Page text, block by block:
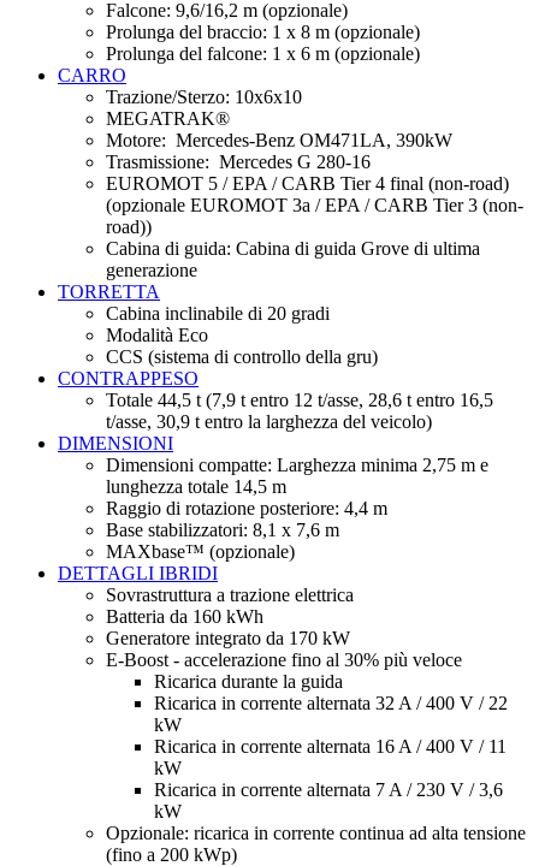
Falcone: 9,6/16,2 m (opzionale)
Prolunga del braccio: 1 x 8 m (opzionale)
Prolunga del falcone: 1 x 6 m (opzionale)
CARRO
Trazione/Sterzo: 10x6x10
MEGATRAK®
Motore: Mercedes-Benz OM471LA, 390kW
Trasmissione: Mercedes G 280-16
EUROMOT 5 / EPA / CARB Tier 4 final (non-road)
(opzionale EUROMOT 3a / EPA / CARB Tier 3 (non-
road))
Cabina di guida: Cabina di guida Grove di ultima
generazione
TORRETTA
Cabina inclinabile di 20 gradi
Modalità Eco
CCS (sistema di controllo della gru)
CONTRAPPESO
Totale 44,5 t (7,9 t entro 12 t/asse, 28,6 t entro 16,5
t/asse, 30,9 t entro la larghezza del veicolo)
DIMENSIONI
Dimensioni compatte: Larghezza minima 2,75 m e
lunghezza totale 14,5 m
Raggio di rotazione posteriore: 4,4 m
Base stabilizzatori: 8,1 x 7,6 m
MAXbase™ (opzionale)
DETTAGLI IBRIDI
Sovrastruttura a trazione elettrica
Batteria da 160 kWh
Generatore integrato da 170 kW
E-Boost - accelerazione fino al 30% più veloce
Ricarica durante la guida
Ricarica in corrente alternata 32 A / 400 V / 22
kW
Ricarica in corrente alternata 16 A / 400 V / 11
kW
Ricarica in corrente alternata 7 A / 230 V / 3,6
kW
Opzionale: ricarica in corrente continua ad alta tensione
(fino a 200 kWp)